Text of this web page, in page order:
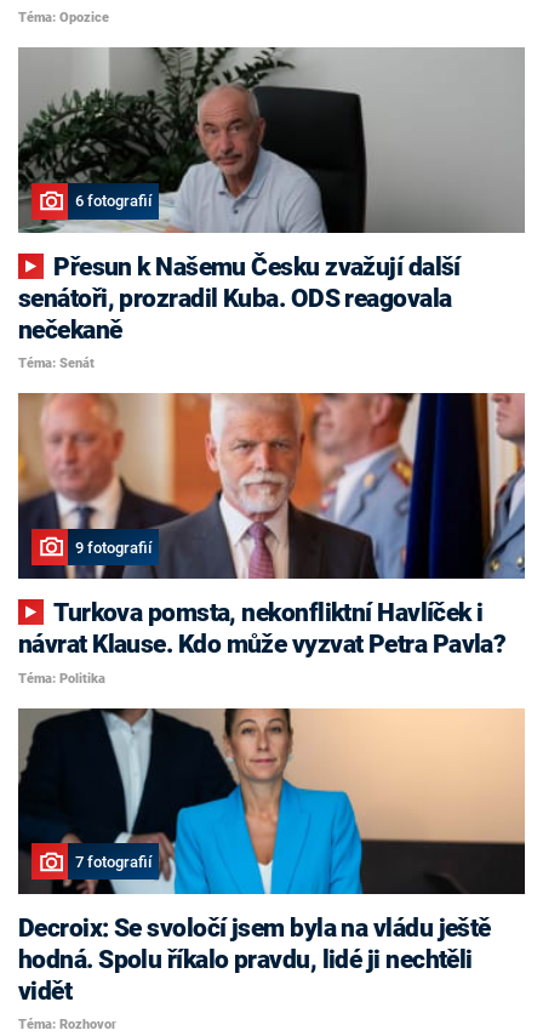
Téma: Opozice
6 fotografií
senátoři, prozradil Kuba. ODS reagovala
nečekaně
Téma: Senát
9 fotografií
Turkova pomsta, nekonfliktní Havlíček i
návrat Klause. Kdo může vyzvat Petra Pavla?
Téma: Politika
7 fotografií
Decroix: Se svoločí jsem byla na vládu ještě
hodná. Spolu říkalo pravdu, lidé ji nechtěli
vidět
Téma: Rozhovor